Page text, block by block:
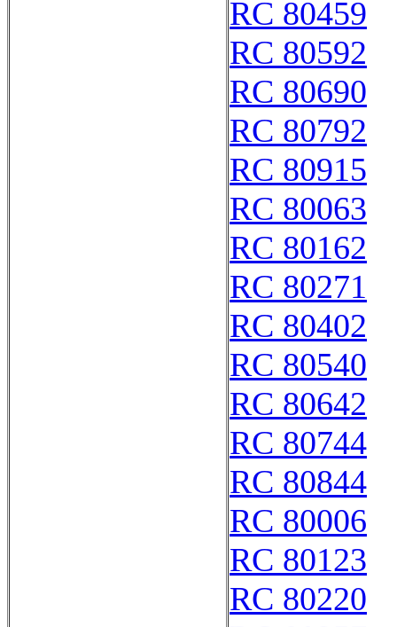
RC 80459
RC 80592
RC 80690
RC 80792
RC 80915
RC 80063
RC 80162
RC 80271
RC 80402
RC 80540
RC 80642
RC 80744
RC 80844
RC 80006
RC 80123
RC 80220